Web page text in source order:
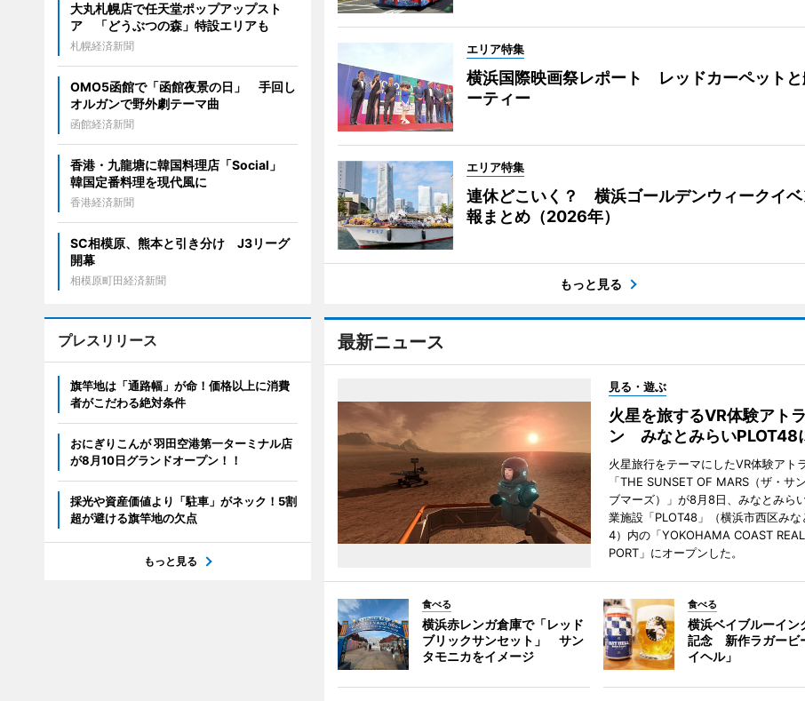
エリア特集
横浜国際映画祭レポート レッドカーペットと
ーティー
エリア特集
連休どこいく？ 横浜ゴールデンウィークイベ
報まとめ（2026年）
もっと見る
最新ニュース
見る・遊ぶ
火星を旅するVR体験アト
ン みなとみらいPLOT48
火星旅行をテーマにしたVR体験アト
「THE SUNSET OF MARS（ザ・サ
ブマーズ）」が8月8日、みなとみら
業施設「PLOT48」（横浜市西区みな
4）内の「YOKOHAMA COAST
PORT」にオープンした。
食べる
横浜赤レンガ倉庫で「レッド
ブリックサンセット」 サン
タモニカをイメージ
食べる
横浜ベイブルーイン
記念 新作ラガービ
イヘル」
大丸札幌店で任天堂ポップアップスト
ア 「どうぶつの森」特設エリアも
札幌経済新聞
OMO5函館で「函館夜景の日」 手回し
オルガンで野外劇テーマ曲
函館経済新聞
香港・九龍塘に韓国料理店「Social」
韓国定番料理を現代風に
香港経済新聞
SC相模原、熊本と引き分け J3リーグ
開幕
相模原町田経済新聞
プレスリリース
旗竿地は「通路幅」が命！価格以上に消費
者がこだわる絶対条件
おにぎりこんが 羽田空港第一ターミナル店
が8月10日グランドオープン！！
採光や資産価値より「駐車」がネック！5割
超が避ける旗竿地の欠点
もっと見る